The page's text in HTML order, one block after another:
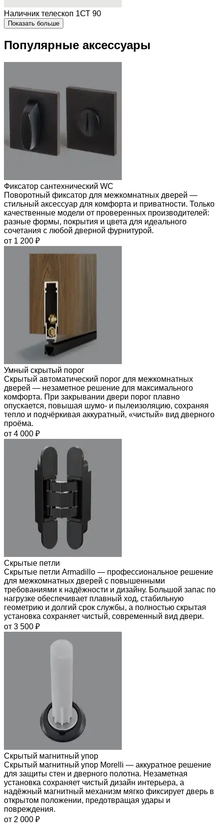
Наличник телескоп 1СТ 90
Показать больше
Популярные аксессуары
Фиксатор сантехнический WC
Поворотный фиксатор для межкомнатных дверей —
стильный аксессуар для комфорта и приватности. Только
качественные модели от проверенных производителей:
разные формы, покрытия и цвета для идеального
сочетания с любой дверной фурнитурой.
от 1 200 ₽
Умный скрытый порог
Скрытый автоматический порог для межкомнатных
дверей — незаметное решение для максимального
комфорта. При закрывании двери порог плавно
опускается, повышая шумо- и пылеизоляцию, сохраняя
тепло и подчёркивая аккуратный, «чистый» вид дверного
проёма.
от 4 000 ₽
Скрытые петли
Скрытые петли Armadillo — профессиональное решение
для межкомнатных дверей с повышенными
требованиями к надёжности и дизайну. Большой запас по
нагрузке обеспечивает плавный ход, стабильную
геометрию и долгий срок службы, а полностью скрытая
установка сохраняет чистый, современный вид двери.
от 3 500 ₽
Скрытый магнитный упор
Скрытый магнитный упор Morelli — аккуратное решение
для защиты стен и дверного полотна. Незаметная
установка сохраняет чистый дизайн интерьера, а
надёжный магнитный механизм мягко фиксирует дверь в
открытом положении, предотвращая удары и
повреждения.
от 2 000 ₽